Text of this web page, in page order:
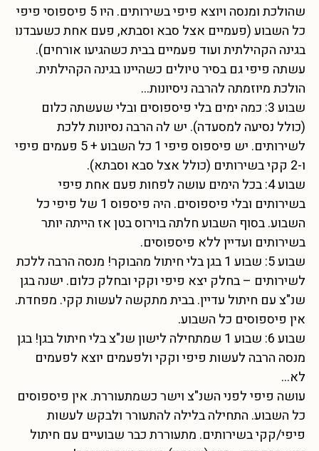
שהולכת ומנסה ויוצא פיפי בשירותים. היו 5 פיספוסי פיפי
כל השבוע (פעמיים אצל סבא וסבתא, פעם אחת כשעבדנו
בגינה הקהילתית ועוד פעמיים בבית כשהגיעו אורחים).
עשתה פיפי גם בסיר טיולים כשהיינו בגינה הקהילתית.
הולכת מיוזמתה להרבה ניסיונות…
שבוע 3: כמה ימים בלי פיספוסים ובלי שעשתה כלום
(כולל נסיעה למסעדה). יש לה הרבה נסיונות ללכת
לשירותים. יש פיספוס פיפי 1 כל השבוע + 5 פעמים פיפי
ו-2 קקי בשירותים (כולל אצל סבא וסבתא).
שבוע 4: בכל הימים עושה לפחות פעם אחת פיפי
בשירותים ובלי פיספוסים. היה פיספוס 1 של פיפי כל
השבוע. בסוף השבוע חלתה בוירוס בטן אז הייתה יותר
בשירותים ועדיין ללא פיספוסים.
שבוע 5: שבוע 1 בגן בלי חיתול מהבוקר! מנסה הרבה ללכת
לשירותים – בחלק יצא פיפי וקקי ובחלק כלום. ישנה בגן
שנ"צ עם חיתול עדיין. בבית מתקשה לעשות קקי. מפחדת.
אין פיספוסים כל השבוע.
שבוע 6: שבוע 1 שמתחילה לישון שנ"צ בלי חיתול בגן! בגן
מנסה הרבה לעשות פיפי וקקי ולפעמים יוצא לפעמים
לא…
עושה פיפי לפני השנ"צ וישר כשמתעוררת. אין פיספוסים
כל השבוע. התחילה בלילה להתעורר ולבקש לעשות
פיפי/קקי בשירותים. מתעוררת כבר שבועיים עם חיתול